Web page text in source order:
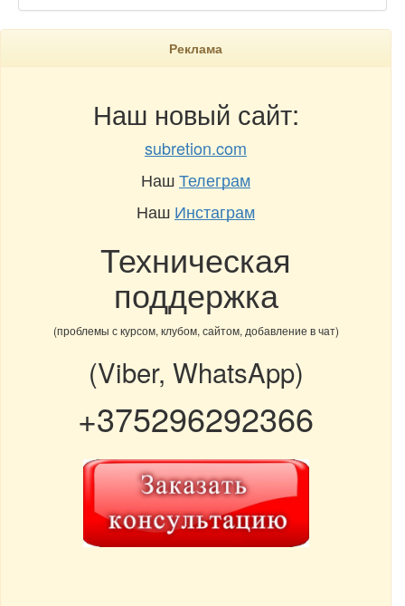
Реклама
Наш новый сайт:
subretion.com
НашТелеграм
Наш Инстаграм
Техническая
поддержка
(проблемы с курсом, клубом, сайтом, добавление в чат)
(Viber, WhatsApp)
+375296292366